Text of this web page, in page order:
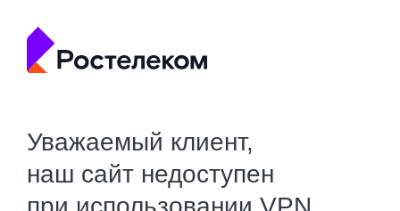
Уважаемый клиент,
наш сайт недоступен